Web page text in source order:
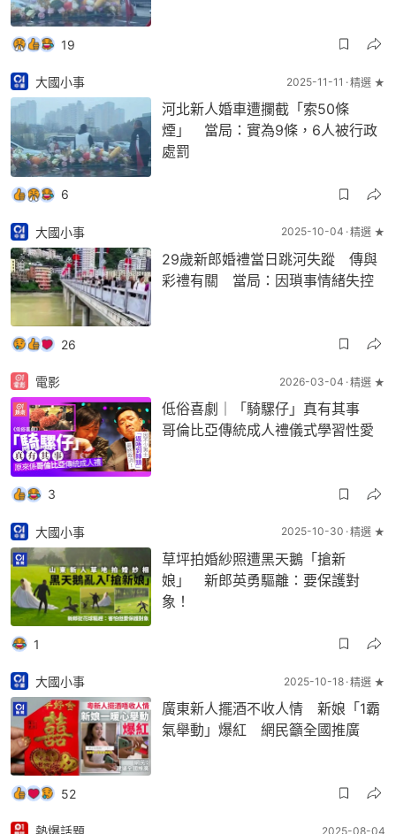
19
大國小事 2025-11-11 精選 ★
河北新人婚車遭攔截「索50條
煙」 當局：實為9條，6人被行政
處罰
6
大國小事 2025-10-04 精選 ★
29歲新郎婚禮當日跳河失蹤 傳與
彩禮有關 當局：因瑣事情緒失控
26
電影 2026-03-04 精選 ★
低俗喜劇｜「騎騾仔」真有其事
哥倫比亞傳統成人禮儀式學習性愛
3
大國小事 2025-10-30 精選 ★
草坪拍婚紗照遭黑天鵝「搶新
娘」 新郎英勇驅離：要保護對
象！
1
大國小事 2025-10-18 精選 ★
廣東新人擺酒不收人情 新娘「1霸
氣舉動」爆紅 網民籲全國推廣
52
2025-08-04